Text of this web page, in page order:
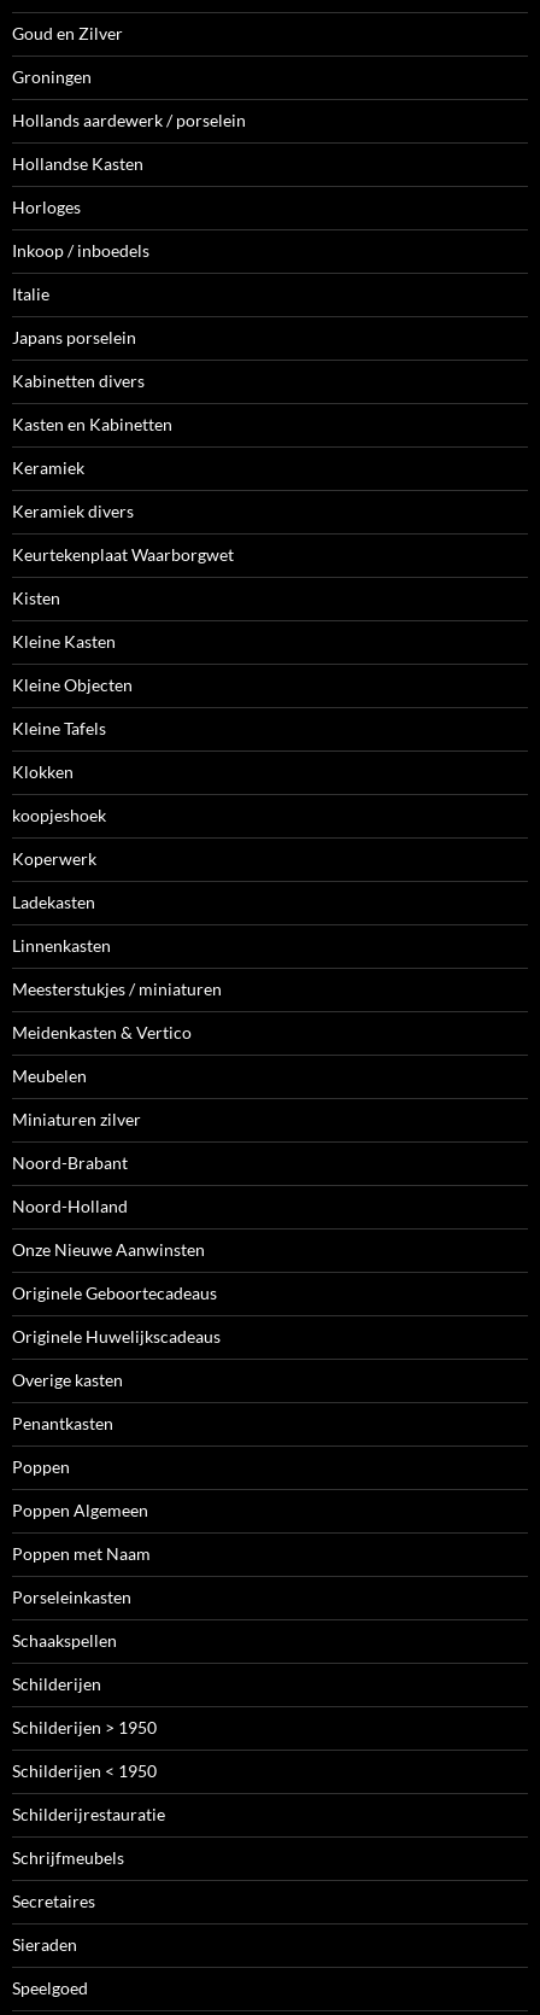
Goud en Zilver
Groningen
Hollands aardewerk / porselein
Hollandse Kasten
Horloges
Inkoop / inboedels
Italie
Japans porselein
Kabinetten divers
Kasten en Kabinetten
Keramiek
Keramiek divers
Keurtekenplaat Waarborgwet
Kisten
Kleine Kasten
Kleine Objecten
Kleine Tafels
Klokken
koopjeshoek
Koperwerk
Ladekasten
Linnenkasten
Meesterstukjes / miniaturen
Meidenkasten & Vertico
Meubelen
Miniaturen zilver
Noord-Brabant
Noord-Holland
Onze Nieuwe Aanwinsten
Originele Geboortecadeaus
Originele Huwelijkscadeaus
Overige kasten
Penantkasten
Poppen
Poppen Algemeen
Poppen met Naam
Porseleinkasten
Schaakspellen
Schilderijen
Schilderijen > 1950
Schilderijen < 1950
Schilderijrestauratie
Schrijfmeubels
Secretaires
Sieraden
Speelgoed